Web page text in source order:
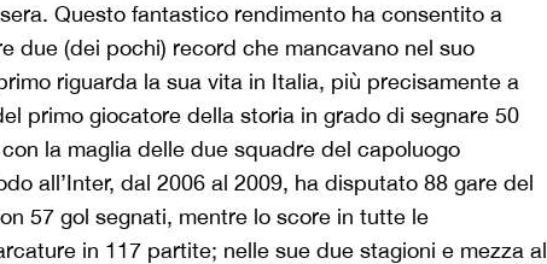
Questo fantastico rendimento ha consentito a
due (dei pochi) record che mancavano nel suo
riguarda la sua vita in Italia, più precisamente a
primo giocatore della storia in grado di segnare 50
la maglia delle due squadre del capoluogo
all’Inter, dal 2006 al 2009, ha disputato 88 gare del
57 gol segnati, mentre lo score in tutte le
in 117 partite; nelle sue due stagioni e mezza al